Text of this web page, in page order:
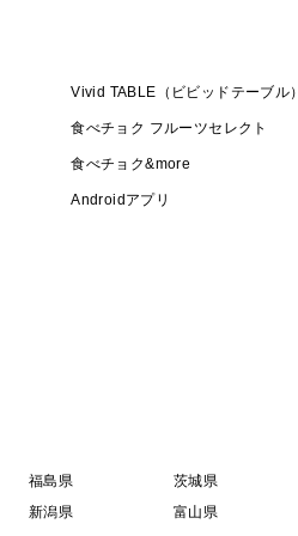
Vivid TABLE（ビビッドテーブル）
食べチョク フルーツセレクト
食べチョク&more
Androidアプリ
福島県
茨城県
新潟県
富山県